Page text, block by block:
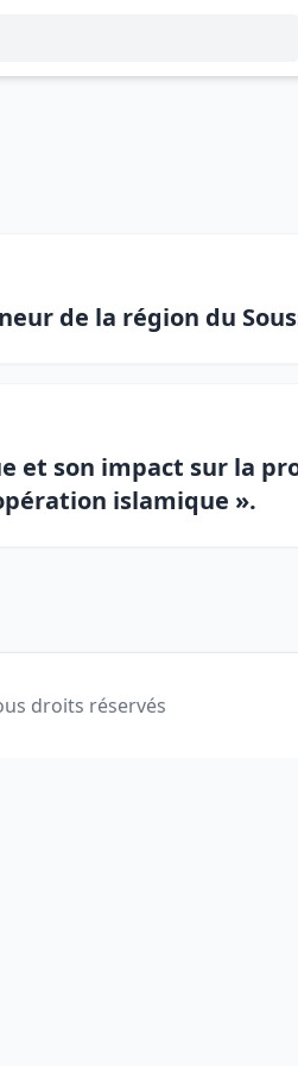
de la région du
et son impact sur la
islamique ».
droits réservés